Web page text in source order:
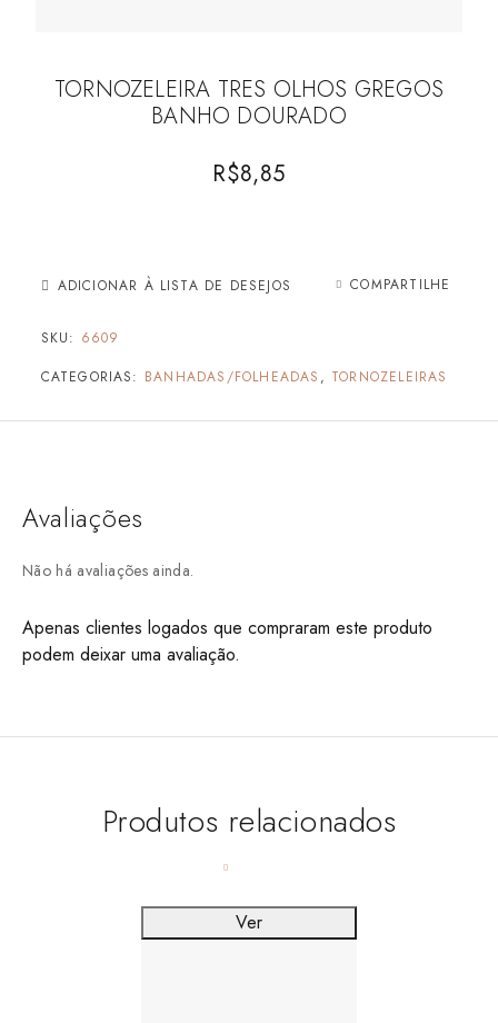
TORNOZELEIRA TRES OLHOS GREGOS
BANHO DOURADO
R$8,85
ADICIONAR À LISTA DE DESEJOS COMPARTILHE
SKU: 6609
CATEGORIAS: BANHADAS/FOLHEADAS , TORNOZELEIRAS
Avaliações
Não há avaliações ainda.
Apenas clientes logados que compraram este produto
podem deixar uma avaliação.
Produtos relacionados
Ver